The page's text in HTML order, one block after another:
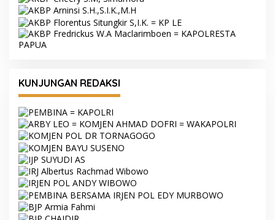
KUNJUNGAN REDAKSI